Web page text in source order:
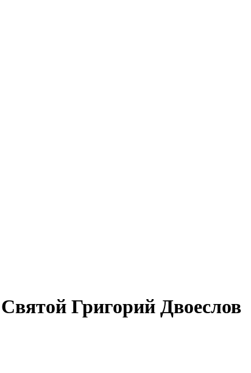
Григорий Двоеслов